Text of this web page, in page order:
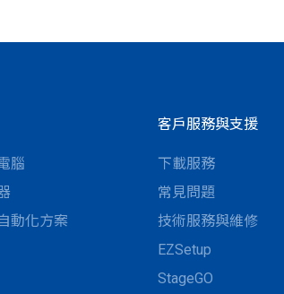
腦
動化方案
客戶服務與支援
下載服務
常見問題
技術服務與維修
EZSetup
StageGO